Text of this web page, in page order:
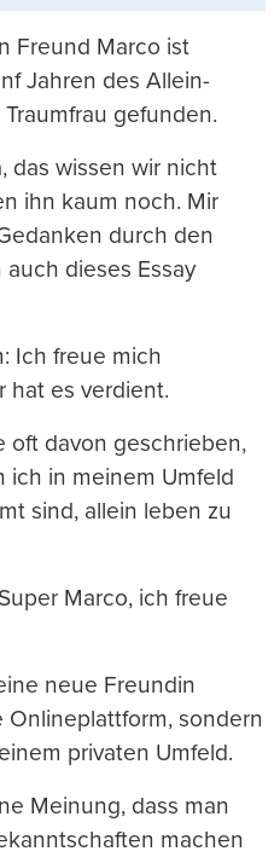
Freund Marco ist
Jahren des Allein-
gefunden.
das wissen wir nicht
ihn kaum noch. Mir
durch den
dieses Essay
Ich freue mich
hat es verdient.
oft davon geschrieben,
ich in meinem Umfeld
sind, allein leben zu
Marco, ich freue
neue Freundin
sondern
privaten Umfeld.
Meinung, dass man
machen